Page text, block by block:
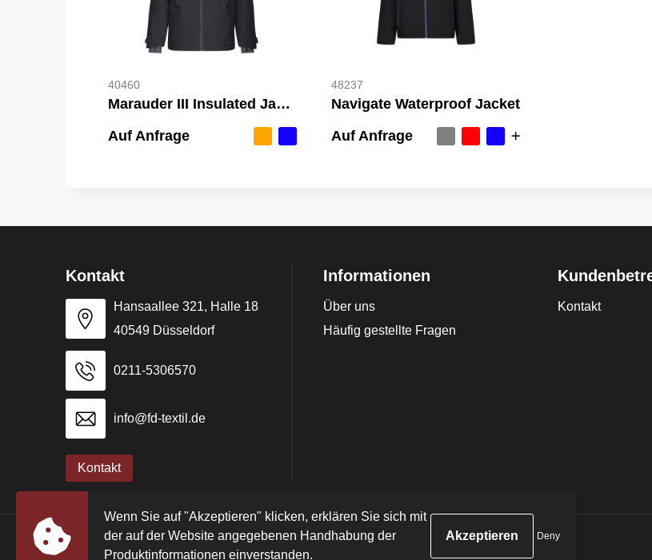
40460
Marauder III Insulated Jacket
Auf Anfrage
48237
Navigate Waterproof Jacket
Auf Anfrage
Kontakt
Hansaallee 321, Halle 18
40549 Düsseldorf
0211-5306570
info@fd-textil.de
Kontakt
Informationen
Über uns
Häufig gestellte Fragen
Kontakt
© Copyright FD Textil GmbH & Co. KG 2024
Wenn Sie auf "Akzeptieren" klicken, erklären Sie sich mit
der auf der Website angegebenen Handhabung der
Produktinformationen einverstanden.
Deny